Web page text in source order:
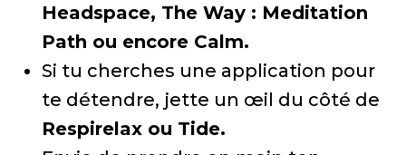
Headspace, The Way : Meditation
Path ou encore Calm.
Si tu cherches une application pour
te détendre, jette un œil du côté de
Respirelax ou Tide.